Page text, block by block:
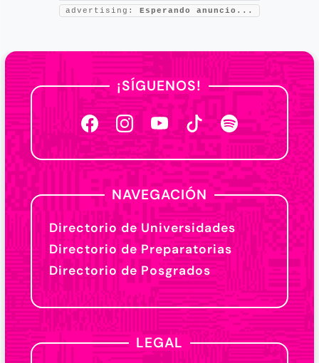
advertising: Esperando anuncio...
¡SÍGUENOS!
NAVEGACIÓN
Directorio de Universidades
Directorio de Preparatorias
Directorio de Posgrados
LEGAL